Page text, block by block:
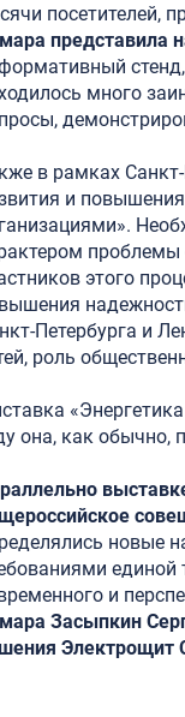
посетителей,
представила
много
в рамках
и
проблемы
этого
Петербурга и
роль
она, как обычно,
новые
единой
и
Засыпкин
Электрощит